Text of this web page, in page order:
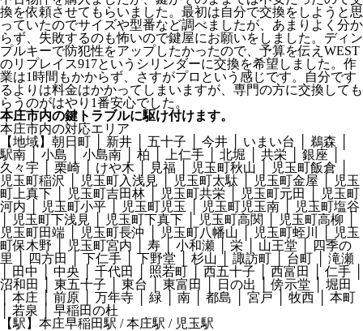
換を依頼させてもらいました。最初は自分で交換をしようと思
っていたのでサイズや型番など調べましたが、あまりよく分か
らず、失敗するのも怖いので鍵屋にお願いをしました。ディン
プルキーで防犯性をアップしたかったので、予算を伝えWEST
のリプレイス917というシリンダーに交換を希望しました。作
業は1時間もかからず、さすがプロという感じです。自分です
るよりは料金はかかってしまいますが、専門の方に交換しても
らうのがはやり1番安心でした。
本庄市内の鍵トラブルに駆け付けます。
本庄市内の対応エリア
【地域】 朝日町 │ 新井 │ 五十子 │ 今井 │ いまい台 │ 鵜森 │
駅南 │ 小島 │ 小島南 │ 柏 │ 上仁手 │ 北堀 │ 共栄 │ 銀座 │
久々宇 │ 栗崎 │ けや木 │ 見福 │ 児玉町秋山 │ 児玉町飯倉 │
児玉町稲沢 │ 児玉町入浅見 │ 児玉町太駄 │ 児玉町金屋 │ 児玉
町上真下 │ 児玉町吉田林 │ 児玉町共栄 │ 児玉町元田 │ 児玉町
河内 │ 児玉町小平 │ 児玉町児玉 │ 児玉町児玉南 │ 児玉町塩谷
│ 児玉町下浅見 │ 児玉町下真下 │ 児玉町高関 │ 児玉町高柳 │
児玉町田端 │ 児玉町長沖 │ 児玉町八幡山 │ 児玉町蛭川 │ 児玉
町保木野 │ 児玉町宮内 │ 寿 │ 小和瀬 │ 栄 │ 山王堂 │ 四季の
里 │ 四方田 │ 下仁手 │ 下野堂 │ 杉山 │ 諏訪町 │ 台町 │ 滝瀬
│ 田中 │ 中央 │ 千代田 │ 照若町 │ 西五十子 │ 西富田 │ 仁手 │
沼和田 │ 東五十子 │ 東台 │ 東富田 │ 日の出 │ 傍示堂 │ 堀田
│ 本庄 │ 前原 │ 万年寺 │ 緑 │ 南 │ 都島 │ 宮戸 │ 牧西 │ 本町
│ 若泉 │ 早稲田の杜
【駅】 本庄早稲田駅 / 本庄駅 / 児玉駅